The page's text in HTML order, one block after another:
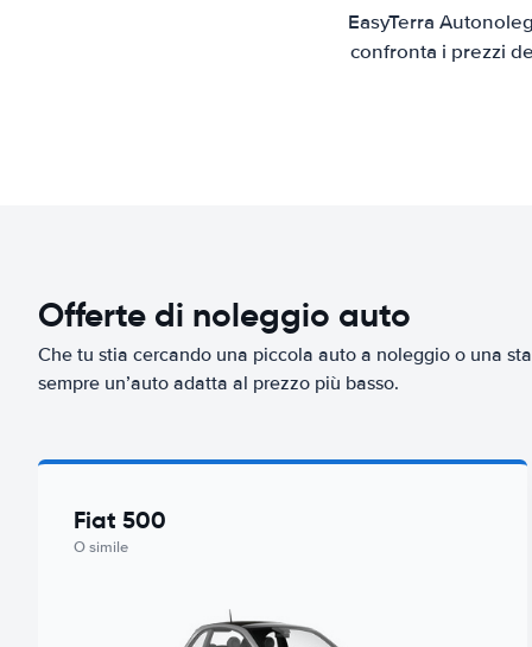
EasyTerra
confronta i prezzi
Offerte di noleggio auto
Che tu stia cercando una piccola auto a noleggio o una
sempre un’auto adatta al prezzo più basso.
Fiat 500
O simile